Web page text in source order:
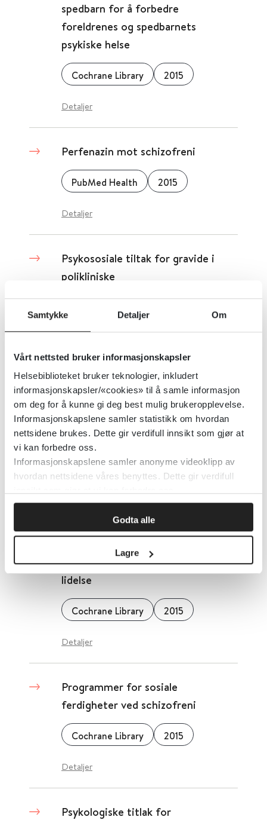
Samtykke Detaljer Om
Vårt nettsted bruker informasjonskapsler
Helsebiblioteket bruker teknologier, inkludert
informasjonskapsler/«cookies» til å samle informasjon
om deg for å kunne gi deg best mulig brukeropplevelse.
Informasjonskapslene samler statistikk om hvordan
nettsidene brukes. Dette gir verdifull innsikt som gjør at
vi kan forbedre oss.
Informasjonskapslene samler anonyme videoklipp av
hvordan nettsidene våres benyttes. Dette gir verdifull
Godta alle
Lagre
spedbarn for å forbedre
foreldrenes og spedbarnets
psykiske helse
Cochrane Library 2015
Detaljer
Perfenazin mot schizofreni
PubMed Health 2015
Detaljer
Psykososiale tiltak for gravide i
polikliniske
sammenlignet med andre tiltak
Detaljer
Psykologiske tiltak for
sigdcelleanemi og smerte
Cochrane Library 2015
personer med alvorlig psykisk
lidelse
Cochrane Library 2015
Detaljer
Programmer for sosiale
ferdigheter ved schizofreni
Cochrane Library 2015
Detaljer
Psykologiske titlak for